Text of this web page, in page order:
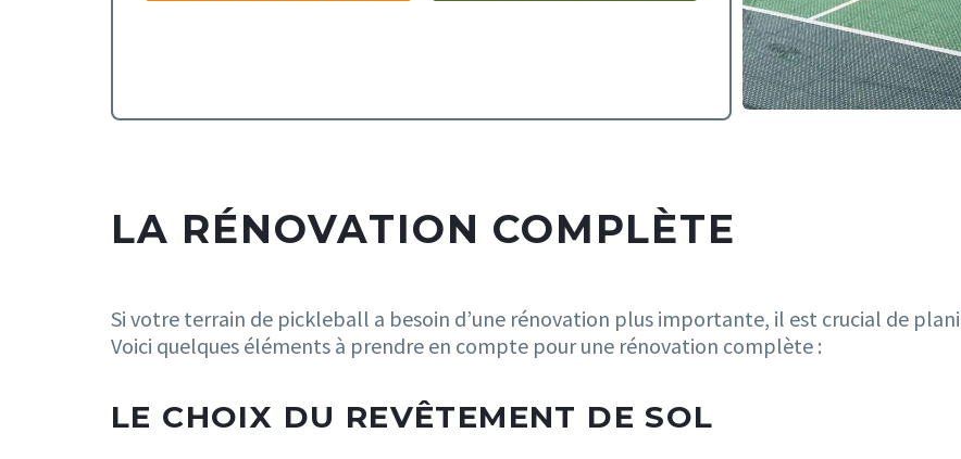
LA RÉNOVATION COMPLÈTE
Si votre terrain de pickleball a besoin d’une rénovation plus importante, il est crucial de
Voici quelques éléments à prendre en compte pour une rénovation complète :
LE CHOIX DU REVÊTEMENT DE SOL